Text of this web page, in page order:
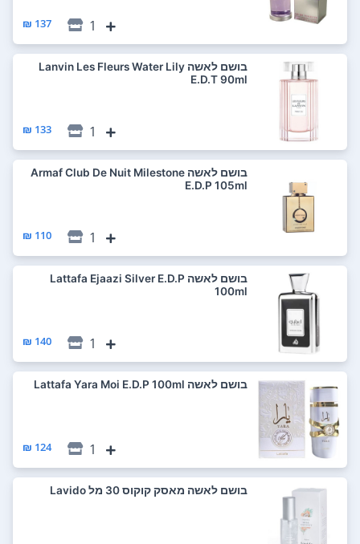
1
137 ₪
בושם לאשה Lanvin Les Fleurs Water Lily
E.D.T 90ml
1
133 ₪
בושם לאשה Armaf Club De Nuit Milestone
E.D.P 105ml
1
110 ₪
בושם לאשה Lattafa Ejaazi Silver E.D.P
100ml
1
140 ₪
בושם לאשה Lattafa Yara Moi E.D.P 100ml
1
124 ₪
בושם לאשה מאסק קוקוס 30 מל Lavido